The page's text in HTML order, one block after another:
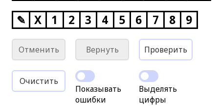
✎ X 1 2 3 4 5 6 7 8 9
Отменить Вернуть Проверить
Очистить
Показывать
ошибки
Выделять
цифры